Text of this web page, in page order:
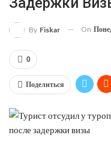
By Fiskar On
0
Поделиться